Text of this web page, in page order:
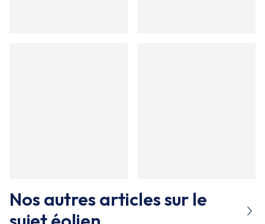
Nos autres articles sur le